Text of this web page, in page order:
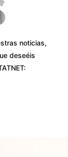
noticias,
deseéis